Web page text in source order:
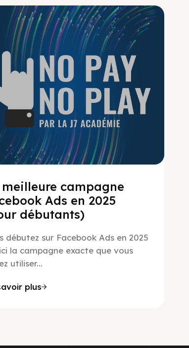
No Pay No Play
meilleure campagne
Ads en 2025
débutants)
débutez sur Facebook Ads en 2025
la campagne exacte que vous
utiliser...
plus